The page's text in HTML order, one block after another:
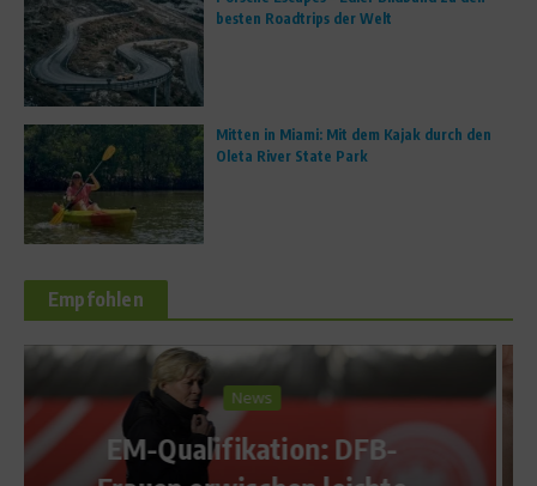
besten Roadtrips der Welt
Mitten in Miami: Mit dem Kajak durch den
Oleta River State Park
Empfohlen
Ratgeber Ernährung
Verkehrte Welt – Hilfe, ich